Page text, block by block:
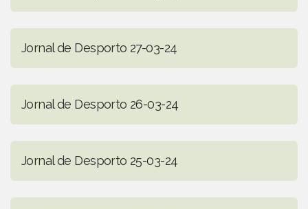
Jornal de Desporto 27-03-24
Jornal de Desporto 26-03-24
Jornal de Desporto 25-03-24